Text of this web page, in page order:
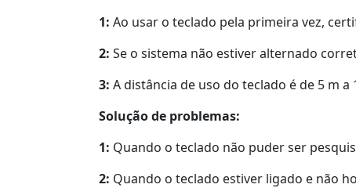
1: Ao usar o teclado pela primeira vez,
2: Se o sistema não estiver alternado
3: A distância de uso do teclado é de 5 m
Solução de problemas:
1: Quando o teclado não puder ser
2: Quando o teclado estiver ligado e não